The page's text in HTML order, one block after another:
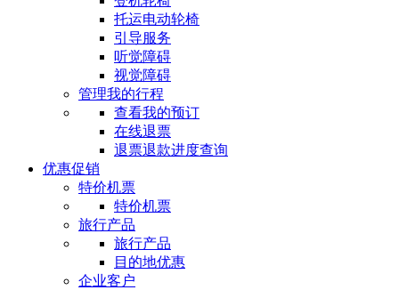
托运电动轮椅
引导服务
听觉障碍
视觉障碍
管理我的行程
查看我的预订
在线退票
退票退款进度查询
优惠促销
特价机票
特价机票
旅行产品
旅行产品
目的地优惠
企业客户